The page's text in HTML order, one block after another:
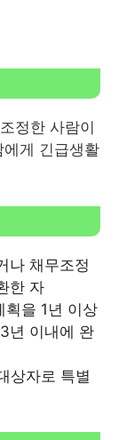
정한 사람이
게 긴급생활
나 채무조정
한 자
획을 1년 이상
년 이내에 완
상자로 특별